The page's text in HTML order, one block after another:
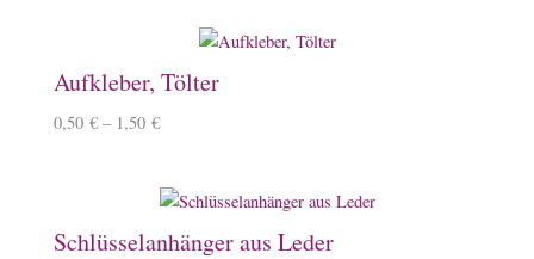
Aufkleber, Tölter
0,50 € – 1,50 €
Schlüsselanhänger aus Leder